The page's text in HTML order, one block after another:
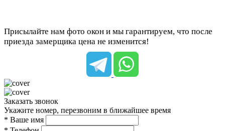
Присылайте нам фото окон и мы гарантируем, что после
приезда замерщика цена не изменится!
Заказать звонок
Укажите номер, перезвоним в ближайшее время
* Ваше имя